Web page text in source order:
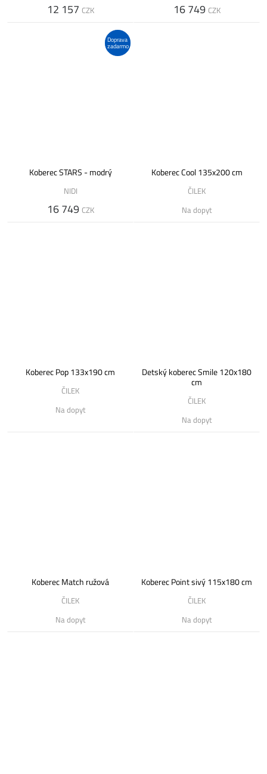
12 157 CZK 16 749 CZK
Doprava
zadarmo
Koberec STARS - modrý
NIDI
16 749 CZK
Koberec Cool 135x200 cm
ČILEK
Na dopyt
Koberec Pop 133x190 cm
ČILEK
Na dopyt
Detský koberec Smile 120x180
cm
ČILEK
Na dopyt
Koberec Match ružová
ČILEK
Na dopyt
Koberec Point sivý 115x180 cm
ČILEK
Na dopyt